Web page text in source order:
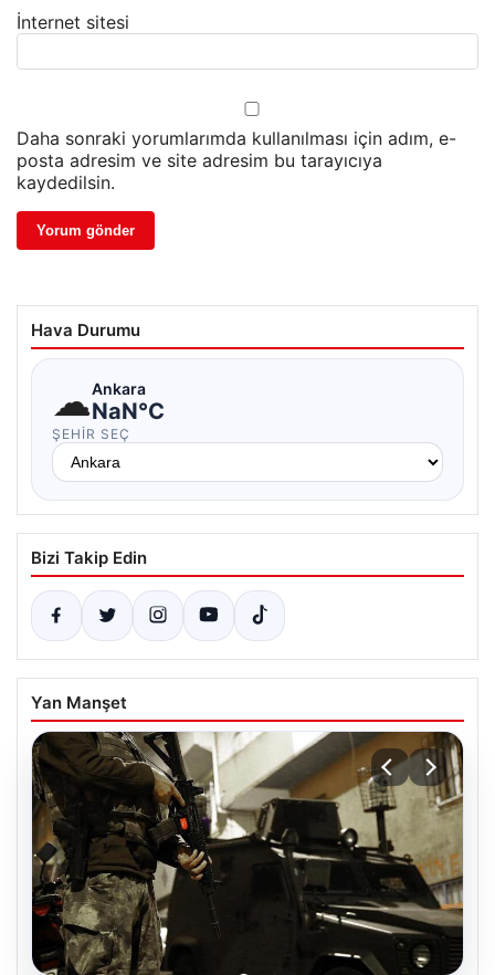
İnternet sitesi
Daha sonraki yorumlarımda kullanılması için adım, e-
posta adresim ve site adresim bu tarayıcıya
kaydedilsin.
Hava Durumu
☁Ankara
NaN°C
ŞEHIR SEÇ
Bizi Takip Edin
Yan Manşet